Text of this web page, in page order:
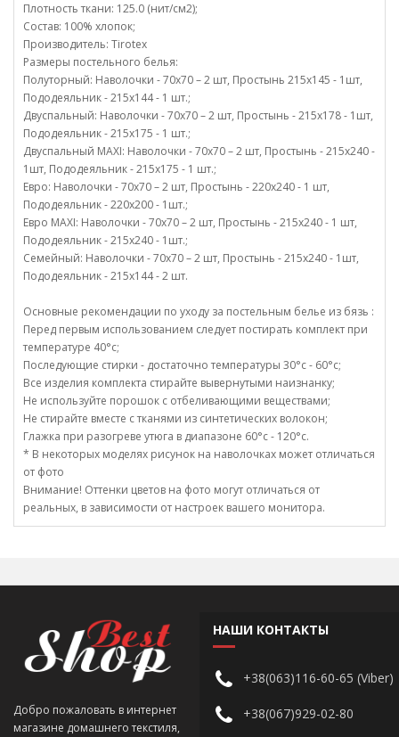
Плотность ткани: 125.0 (нит/см2);
Состав: 100% хлопок;
Производитель: Tirotex
Размеры постельного белья:
Полуторный: Наволочки - 70х70 – 2 шт, Простынь 215х145 - 1шт,
Пододеяльник - 215х144 - 1 шт.;
Двуспальный: Наволочки - 70х70 – 2 шт, Простынь - 215х178 - 1шт,
Пододеяльник - 215х175 - 1 шт.;
Двуспальный MAXI: Наволочки - 70х70 – 2 шт, Простынь - 215х240 -
1шт, Пододеяльник - 215х175 - 1 шт.;
Евро: Наволочки - 70х70 – 2 шт, Простынь - 220х240 - 1 шт,
Пододеяльник - 220х200 - 1шт.;
Евро MAXI: Наволочки - 70х70 – 2 шт, Простынь - 215х240 - 1 шт,
Пододеяльник - 215х240 - 1шт.;
Семейный: Наволочки - 70х70 – 2 шт, Простынь - 215х240 - 1шт,
Пододеяльник - 215х144 - 2 шт.
Основные рекомендации по уходу за постельным белье из бязь :
Перед первым использованием следует постирать комплект при
температуре 40°c;
Последующие стирки - достаточно температуры 30°c - 60°c;
Все изделия комплекта стирайте вывернутыми наизнанку;
Не используйте порошок с отбеливающими веществами;
Не стирайте вместе с тканями из синтетических волокон;
Глажка при разогреве утюга в диапазоне 60°c - 120°c.
* В некоторых моделях рисунок на наволочках может отличаться
от фото
Внимание! Оттенки цветов на фото могут отличаться от
реальных, в зависимости от настроек вашего монитора.
Добро пожаловать в интернет
магазине домашнего текстиля,
НАШИ КОНТАКТЫ
+38(063)116-60-65 (Viber)
+38(067)929-02-80